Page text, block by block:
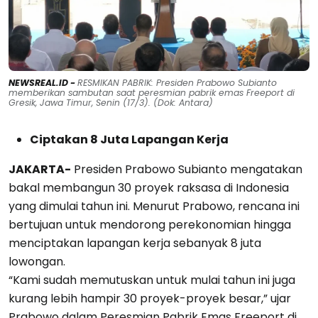
NEWSREAL.ID -RESMIKAN PABRIK: Presiden Prabowo Subianto
memberikan sambutan saat peresmian pabrik emas Freeport di
Gresik, Jawa Timur, Senin (17/3). (Dok: Antara)
Ciptakan 8 Juta Lapangan Kerja
JAKARTA- Presiden Prabowo Subianto mengatakan
bakal membangun 30 proyek raksasa di Indonesia
yang dimulai tahun ini. Menurut Prabowo, rencana ini
bertujuan untuk mendorong perekonomian hingga
menciptakan lapangan kerja sebanyak 8 juta
lowongan.
“Kami sudah memutuskan untuk mulai tahun ini juga
kurang lebih hampir 30 proyek-proyek besar,” ujar